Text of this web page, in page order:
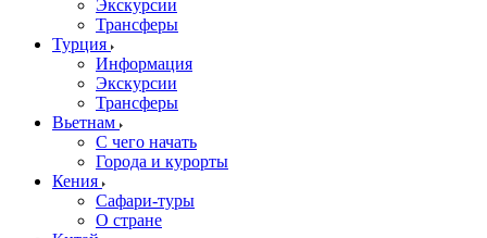
Экскурсии
Трансферы
Турция
Информация
Экскурсии
Трансферы
Вьетнам
С чего начать
Города и курорты
Кения
Сафари-туры
О стране